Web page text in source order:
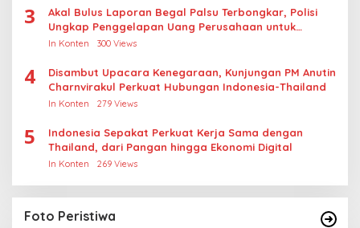
3
Akal Bulus Laporan Begal Palsu Terbongkar, Polisi
Ungkap Penggelapan Uang Perusahaan untuk
Crypto
In Konten 300 Views
4
Disambut Upacara Kenegaraan, Kunjungan PM Anutin
Charnvirakul Perkuat Hubungan Indonesia-Thailand
In Konten 279 Views
5
Indonesia Sepakat Perkuat Kerja Sama dengan
Thailand, dari Pangan hingga Ekonomi Digital
In Konten 269 Views
Foto Peristiwa